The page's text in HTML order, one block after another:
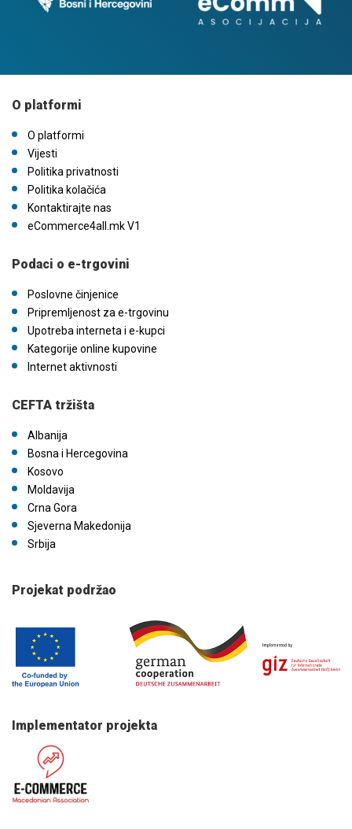
O platformi
O platformi
Vijesti
Politika privatnosti
Politika kolačića
Kontaktirajte nas
eCommerce4all.mk V1
Podaci o e-trgovini
Poslovne činjenice
Pripremljenost za e-trgovinu
Upotreba interneta i e-kupci
Kategorije online kupovine
Internet aktivnosti
CEFTA tržišta
Albanija
Bosna i Hercegovina
Kosovo
Moldavija
Crna Gora
Sjeverna Makedonija
Srbija
Projekat podržao
Implementator projekta